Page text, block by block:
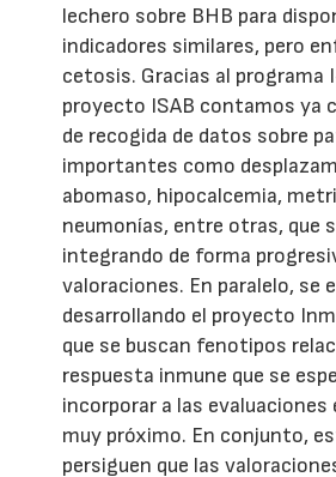
lechero sobre BHB para
indicadores similares, pero
cetosis. Gracias al programa
proyecto ISAB contamos ya
de recogida de datos sobre
importantes como
abomaso, hipocalcemia,
neumonías, entre otras, que
integrando de forma
valoraciones. En paralelo, se
desarrollando el proyecto
que se buscan fenotipos
respuesta inmune que se
incorporar a las
muy próximo. En conjunto,
persiguen que las